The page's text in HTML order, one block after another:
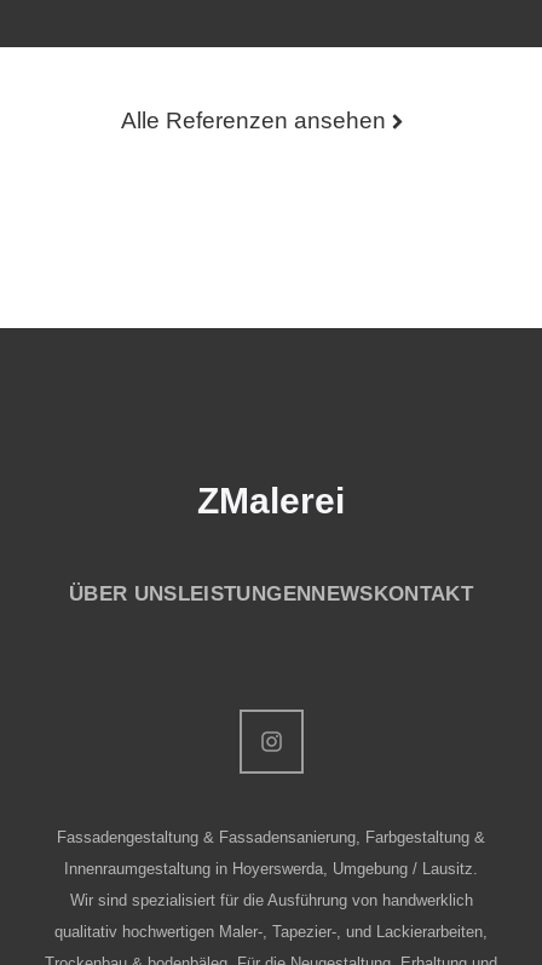
Alle Referenzen ansehen
ZMalerei
ÜBER UNS LEISTUNGEN NEWS KONTAKT
Fassadengestaltung & Fassadensanierung, Farbgestaltung &
Innenraumgestaltung in Hoyerswerda, Umgebung / Lausitz.
Wir sind spezialisiert für die Ausführung von handwerklich
qualitativ hochwertigen Maler-, Tapezier-, und Lackierarbeiten,